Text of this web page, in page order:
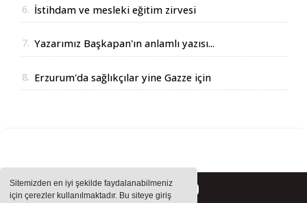
Sitemizden en iyi şekilde faydalanabilmeniz
için çerezler kullanılmaktadır. Bu siteye giriş
6. İstihdam ve mesleki eğitim zirvesi
7. Yazarımız Başkapan'ın anlamlı yazısı...
8. Erzurum'da sağlıkçılar yine Gazze için